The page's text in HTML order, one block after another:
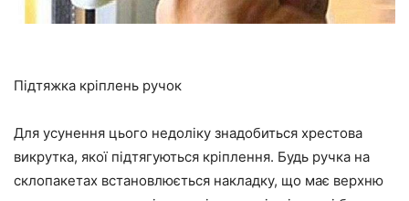
Підтяжка кріплень ручок
Для усунення цього недоліку знадобиться хрестова
викрутка, якої підтягуються кріплення. Будь ручка на
склопакетах встановлюється накладку, що має верхню